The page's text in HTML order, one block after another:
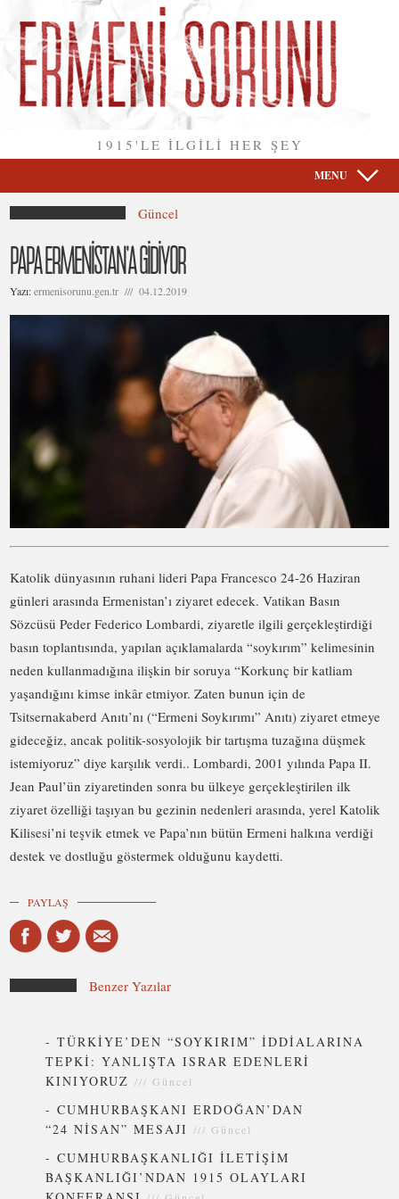
1915'LE İLGİLİ HER ŞEY
MENU
Güncel
PAPA ERMENİSTAN’A GİDİYOR
Yazı:ermenisorunu.gen.tr /// 04.12.2019
Katolik dünyasının ruhani lideri Papa Francesco 24-26 Haziran
günleri arasında Ermenistan’ı ziyaret edecek. Vatikan Basın
Sözcüsü Peder Federico Lombardi, ziyaretle ilgili gerçekleştirdiği
basın toplantısında, yapılan açıklamalarda “soykırım” kelimesinin
neden kullanmadığına ilişkin bir soruya “Korkunç bir katliam
yaşandığını kimse inkâr etmiyor. Zaten bunun için de
Tsitsernakaberd Anıtı’nı (“Ermeni Soykırımı” Anıtı) ziyaret etmeye
gideceğiz, ancak politik-sosyolojik bir tartışma tuzağına düşmek
istemiyoruz” diye karşılık verdi.. Lombardi, 2001 yılında Papa II.
Jean Paul’ün ziyaretinden sonra bu ülkeye gerçekleştirilen ilk
ziyaret özelliği taşıyan bu gezinin nedenleri arasında, yerel Katolik
Kilisesi’ni teşvik etmek ve Papa’nın bütün Ermeni halkına verdiği
destek ve dostluğu göstermek olduğunu kaydetti.
PAYLAŞ
Benzer Yazılar
-TÜRKİYE’DEN “SOYKIRIM” İDDİALARINA
TEPKİ: YANLIŞTA ISRAR EDENLERİ
KINIYORUZ ///Güncel
-CUMHURBAŞKANI ERDOĞAN’DAN
“24 NİSAN” MESAJI ///Güncel
-CUMHURBAŞKANLIĞI İLETİŞİM
BAŞKANLIĞI’NDAN 1915 OLAYLARI